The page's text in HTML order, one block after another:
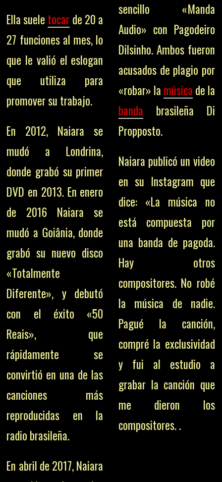
Ella suele tocar de 20 a
27 funciones al mes, lo
que le valió el eslogan
que utiliza para
promover su trabajo.
En 2012, Naiara se
mudó a Londrina,
donde grabó su primer
DVD en 2013. En enero
de 2016 Naiara se
mudó a Goiânia, donde
grabó su nuevo disco
«Totalmente
Diferente», y debutó
con el éxito «50
Reais», que
rápidamente se
convirtió en una de las
canciones más
reproducidas en la
radio brasileña.
En abril de 2017, Naiara
sencillo «Manda
Audio» con Pagodeiro
Dilsinho. Ambos fueron
acusados ​​de plagio por
«robar» la música de la
banda brasileña Di
Propposto.
Naiara publicó un video
en su Instagram que
dice: «La música no
está compuesta por
una banda de pagoda.
Hay otros
compositores. No robé
la música de nadie.
Pagué la canción,
compré la exclusividad
y fui al estudio a
grabar la canción que
me dieron los
compositores. .